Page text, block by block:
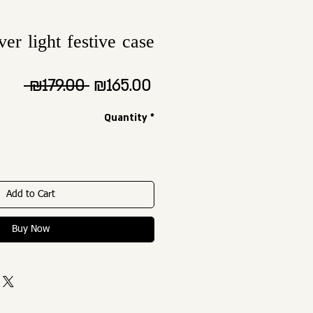
light festive case
₪179.00 Regular
₪165.00Sale
Quantity *
Add to Cart
Buy Now